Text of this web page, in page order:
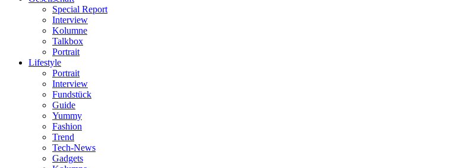
Special Report
Interview
Kolumne
Talkbox
Portrait
Lifestyle
Portrait
Interview
Fundstück
Guide
Yummy
Fashion
Trend
Tech-News
Gadgets